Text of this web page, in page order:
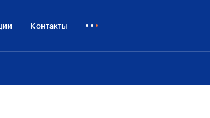
Контакты